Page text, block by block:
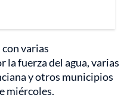
varias
fuerza del agua, varias
y otros municipios
miércoles.